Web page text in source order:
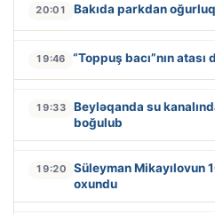
20:01 Bakıda parkdan
19:46 “Toppuş bacı”nın
19:33
Beyləqanda su
boğulub
19:20
Süleyman Mikayılovun
oxundu